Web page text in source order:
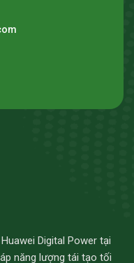
Digital Power tại
năng lượng tái tạo tối